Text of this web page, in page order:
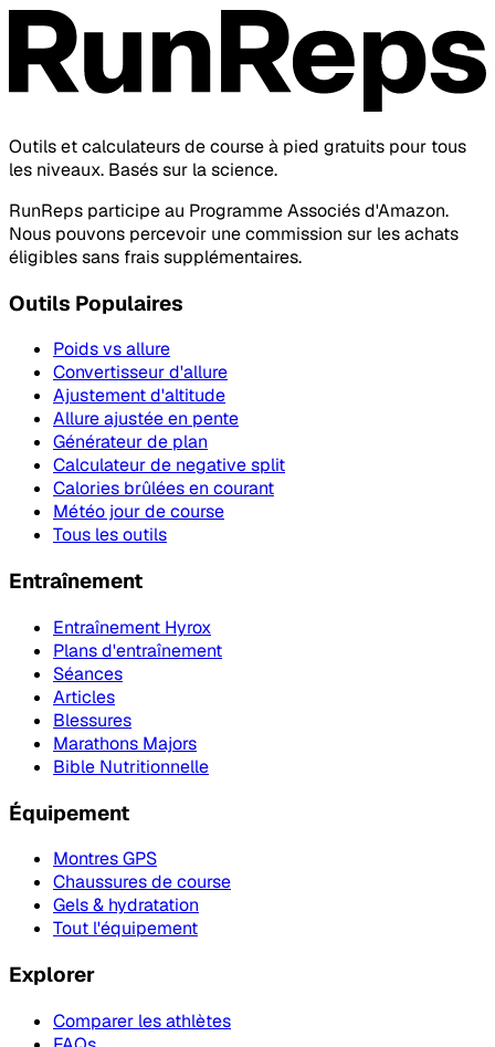
Outils et calculateurs de course à pied gratuits pour tous
les niveaux. Basés sur la science.
RunReps participe au Programme Associés d'Amazon.
Nous pouvons percevoir une commission sur les achats
éligibles sans frais supplémentaires.
Outils Populaires
Poids vs allure
Convertisseur d'allure
Ajustement d'altitude
Allure ajustée en pente
Générateur de plan
Calculateur de negative split
Calories brûlées en courant
Météo jour de course
Tous les outils
Entraînement
Entraînement Hyrox
Plans d'entraînement
Séances
Articles
Blessures
Marathons Majors
Bible Nutritionnelle
Équipement
Montres GPS
Chaussures de course
Gels & hydratation
Tout l'équipement
Explorer
Comparer les athlètes